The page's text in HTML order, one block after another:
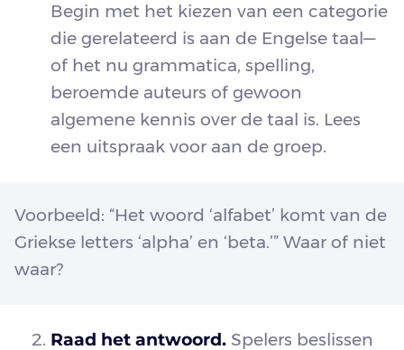
Begin met het kiezen van een categorie
die gerelateerd is aan de Engelse taal—
of het nu grammatica, spelling,
beroemde auteurs of gewoon
algemene kennis over de taal is. Lees
een uitspraak voor aan de groep.
Voorbeeld: “Het woord ‘alfabet’ komt van de
Griekse letters ‘alpha’ en ‘beta.’” Waar of niet
waar?
Raad het antwoord. Spelers beslissen